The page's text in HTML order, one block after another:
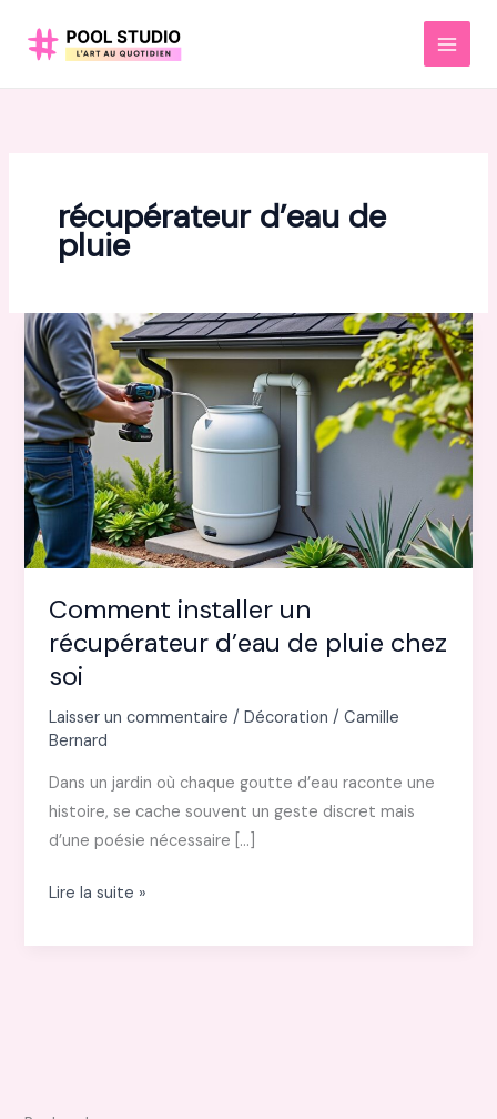
MAIN
récupérateur d’eau de
pluie
Comment installer un
récupérateur d’eau de pluie chez
soi
Laisser un commentaire /Décoration /Camille
Bernard
Dans un jardin où chaque goutte d’eau raconte une
histoire, se cache souvent un geste discret mais
d’une poésie nécessaire […]
Comment
un
Lire la suite »